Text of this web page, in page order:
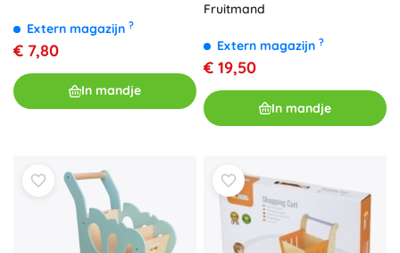
Extern magazijn ?
€ 7,80
In mandje
Fruitmand
Extern magazijn ?
€ 19,50
In mandje